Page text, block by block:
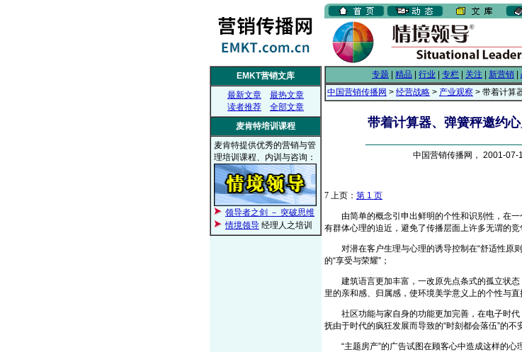
EMKT营销文库
最新文章
最热文章
读者推荐
全部文章
麦肯特培训课程
麦肯特提供优秀的营销与管
理培训课程、内训与咨询：
领导者之剑 － 突破思维
情境领导 经理人之培训
专题 精品 行业 专栏 关注 新营销
中国营销传播网 > 经营战略 > 产业观察 > 带着计算
带着计算器、弹簧秤邀约
中国营销传播网， 2001-07-
7 上页： 第 1 页
由简单的概念引申出鲜明的个性和识别性，在一
有群体心理的迫近，避免了传播层面上许多无谓的竞
对潜在客户生理与心理的诱导控制在“舒适性原
的“享受与荣耀”；
建筑语言更加丰富，一改原先点条式的孤立状态
里的亲和感、归属感，使环境美学意义上的个性与直
社区功能与家自身的功能更加完善，在电子时代
抚由于时代的疯狂发展而导致的“时刻都会落伍”的不
“主题房产”的广告试图在顾客心中造成这样的心